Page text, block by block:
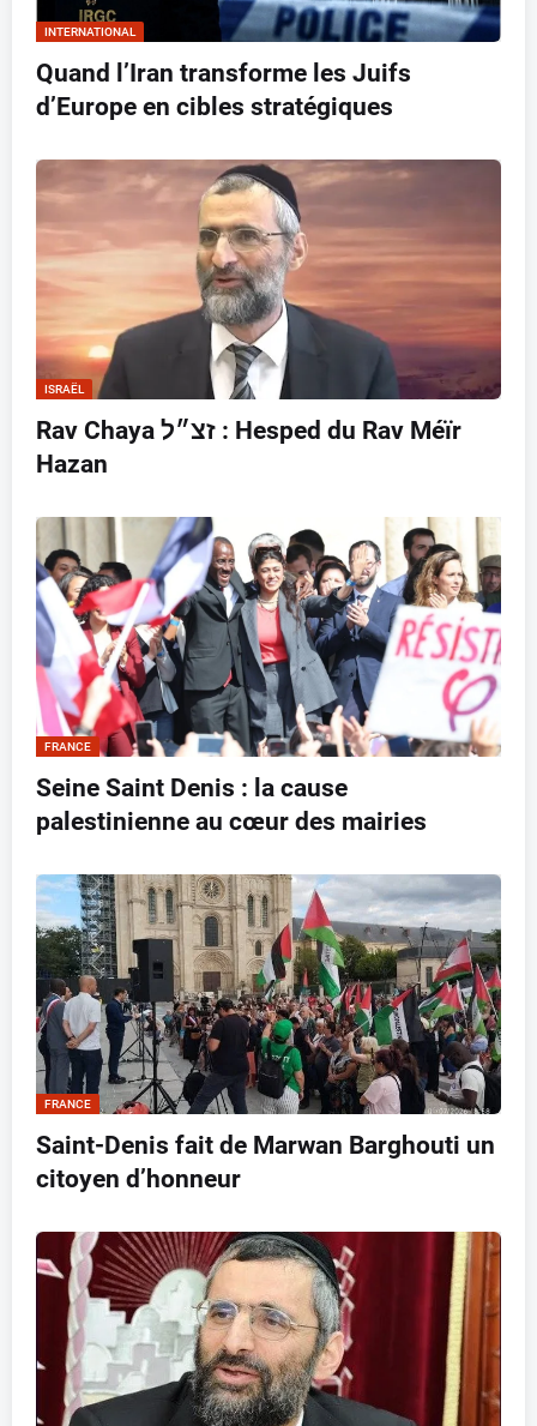
INTERNATIONAL
Quand l’Iran transforme les Juifs
d’Europe en cibles stratégiques
ISRAËL
Rav Chaya זצ״ל : Hesped du Rav Méïr
Hazan
FRANCE
Seine Saint Denis : la cause
palestinienne au cœur des mairies
FRANCE
Saint-Denis fait de Marwan Barghouti un
citoyen d’honneur